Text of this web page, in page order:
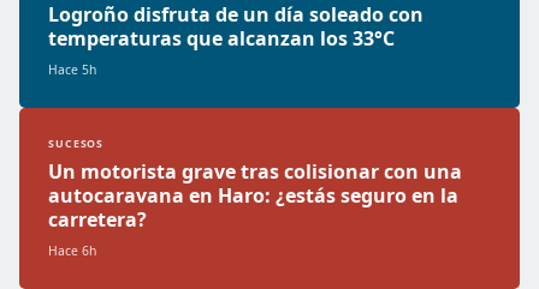
Logroño disfruta de un día soleado con
temperaturas que alcanzan los 33°C
Hace 5h
SUCESOS
Un motorista grave tras colisionar con una
autocaravana en Haro: ¿estás seguro en la
carretera?
Hace 6h